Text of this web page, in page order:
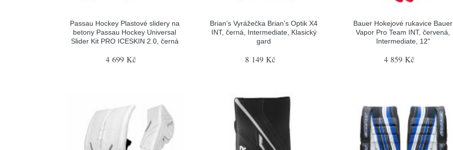
Passau Hockey Plastové slidery na
betony Passau Hockey Universal
Slider Kit PRO ICESKIN 2.0, černá
4 699 Kč
Brian’s Vyrážečka Brian’s Optik X4
INT, černá, Intermediate, Klasický
gard
8 149 Kč
Bauer Hokejové rukavice Bauer
Vapor Pro Team INT, červená,
Intermediate, 12"
4 859 Kč